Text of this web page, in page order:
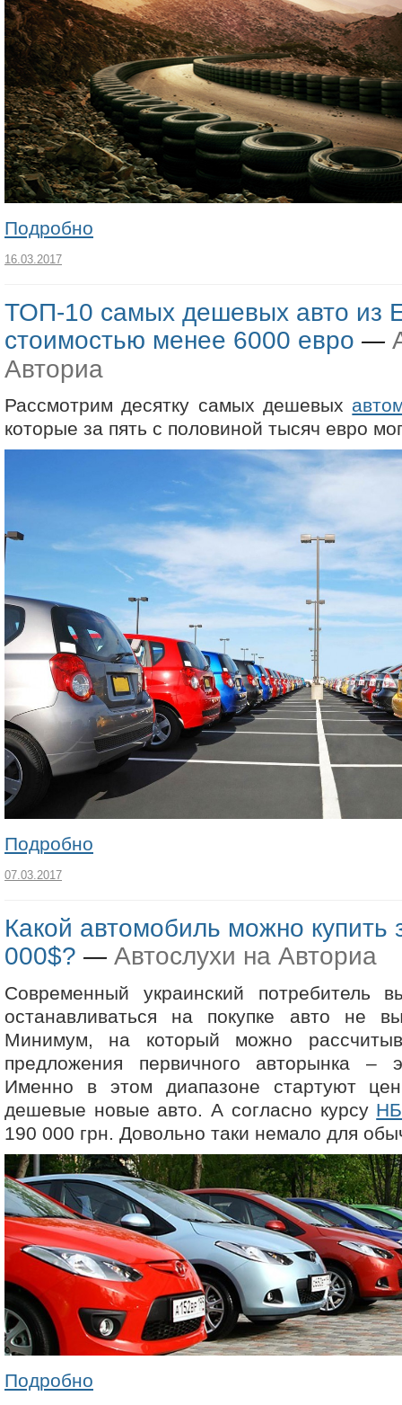
Подробно
16.03.2017
ТОП-10 самых дешевых авто из
стоимостью менее 6000 евро —
Авториа
Рассмотрим десятку самых дешевых
которые за пять с половиной тысяч евро
Подробно
07.03.2017
Какой автомобиль можно купить
000$? — Автослухи на Авториа
Современный украинский потребитель
останавливаться на покупке авто не
Минимум, на который можно
предложения первичного авторынка
Именно в этом диапазоне стартуют
дешевые новые авто. А согласно курсу
190 000 грн. Довольно таки немало для
Подробно